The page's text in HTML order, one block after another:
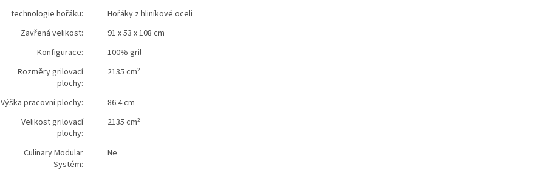
technologie hořáku:
Hořáky z hliníkové oceli
Zavřená velikost:
91 x 53 x 108 cm
Konfigurace:
100% gril
Rozměry grilovací
plochy:
2135 cm²
Výška pracovní plochy:
86.4 cm
Velikost grilovací
plochy:
2135 cm²
Culinary Modular
Systém:
Ne